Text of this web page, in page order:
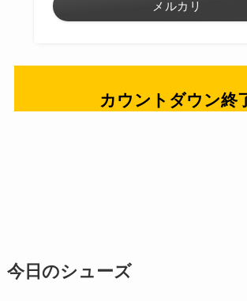
メルカリ
今日のシューズ